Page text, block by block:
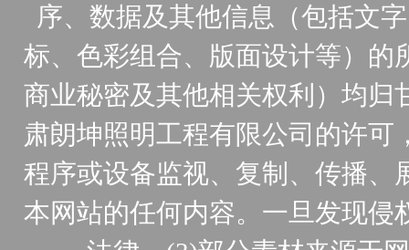
序、数据及其他信息（包括文
标、色彩组合、版面设计等）的
商业秘密及其他相关权利）均归
肃朗坤照明工程有限公司的许
程序或设备监视、复制、传播、
本网站的任何内容。一旦发现侵